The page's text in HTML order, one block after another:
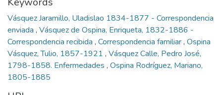
Vásquez Jaramillo, Uladislao 1834-1877 - Correspondencia
enviada , Vásquez de Ospina, Enriqueta, 1832-1886 -
Correspondencia recibida , Correspondencia familiar, Ospina
Vásquez, Tulio, 1857-1921 , Vásquez Calle, Pedro José,
1798-1858. Enfermedades , Ospina Rodríguez, Mariano,
1805-1885